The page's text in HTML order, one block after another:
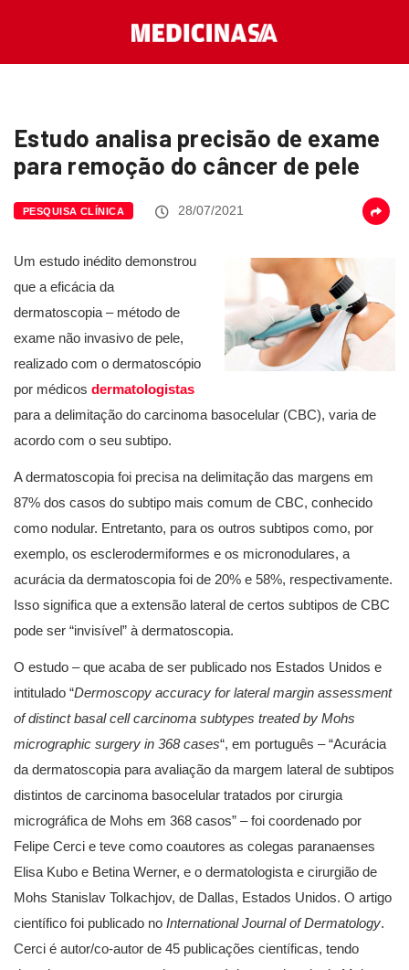
Estudo analisa precisão de exame
para remoção do câncer de pele
PESQUISA CLÍNICA 28/07/2021
Um estudo inédito demonstrou
que a eficácia da
dermatoscopia – método de
exame não invasivo de pele,
realizado com o dermatoscópio
por médicos dermatologistas
para a delimitação do carcinoma basocelular (CBC), varia de
acordo com o seu subtipo.
A dermatoscopia foi precisa na delimitação das margens em
87% dos casos do subtipo mais comum de CBC, conhecido
como nodular. Entretanto, para os outros subtipos como, por
exemplo, os esclerodermiformes e os micronodulares, a
acurácia da dermatoscopia foi de 20% e 58%, respectivamente.
Isso significa que a extensão lateral de certos subtipos de CBC
pode ser “invisível” à dermatoscopia.
O estudo – que acaba de ser publicado nos Estados Unidos e
intitulado “Dermoscopy accuracy for lateral margin assessment
of distinct basal cell carcinoma subtypes treated by Mohs
micrographic surgery in 368 cases“, em português – “Acurácia
da dermatoscopia para avaliação da margem lateral de subtipos
distintos de carcinoma basocelular tratados por cirurgia
micrográfica de Mohs em 368 casos” – foi coordenado por
Felipe Cerci e teve como coautores as colegas paranaenses
Elisa Kubo e Betina Werner, e o dermatologista e cirurgião de
Mohs Stanislav Tolkachjov, de Dallas, Estados Unidos. O artigo
científico foi publicado no International Journal of Dermatology.
Cerci é autor/co-autor de 45 publicações científicas, tendo